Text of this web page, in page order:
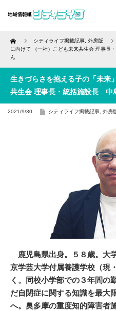
Home シティライフ掲載記事 外房版
に向けて （一社）こども未来共生会 理事長
ん
生きづらさを抱える子の「未来
共生会 理事長・統括施設長 中
2021/9/30 シティライフ掲載記事 外房
鹿児島県出身。５８歳。大
京学芸大学付属養護学校（現
く。同校小学部での３年間の
だ自閉症に関する知識を最大
へ。奥多摩の重度知的障害者